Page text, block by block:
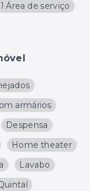
1 Área de serviço
armários
Despensa
Home theater
Lavabo